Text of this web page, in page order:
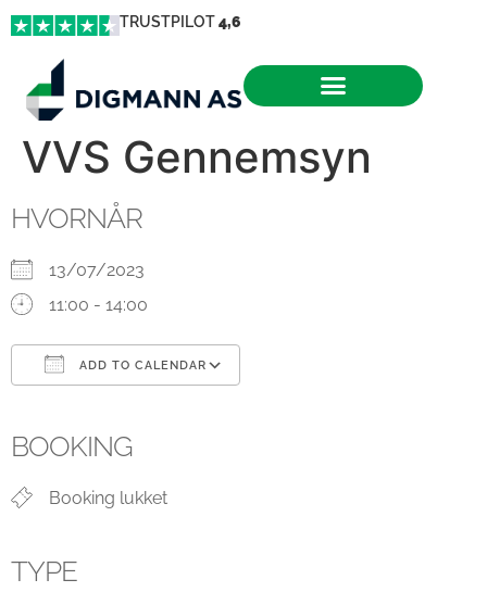
TRUSTPILOT4,6
VVS Gennemsyn
HVORNÅR
13/07/2023
11:00 - 14:00
ADD TO CALENDAR
BOOKING
Booking lukket
TYPE